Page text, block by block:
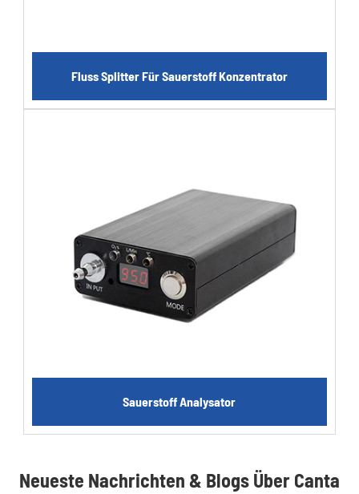
Fluss Splitter Für Sauerstoff Konzentrator
Sauerstoff Analysator
Neueste Nachrichten & Blogs Über Canta